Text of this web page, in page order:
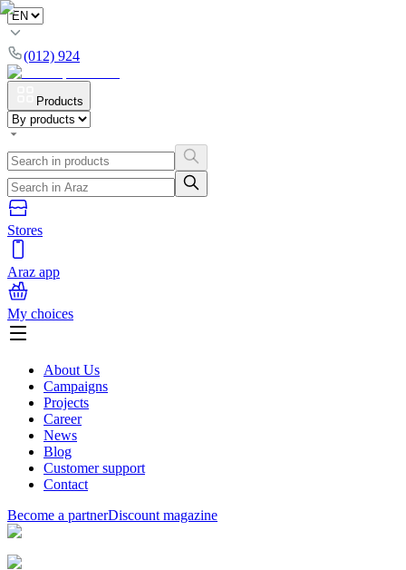
(012) 924
Products
Stores
Araz app
My choices
About Us
Campaigns
Projects
Career
News
Blog
Customer support
Contact
Become a partnerDiscount magazine